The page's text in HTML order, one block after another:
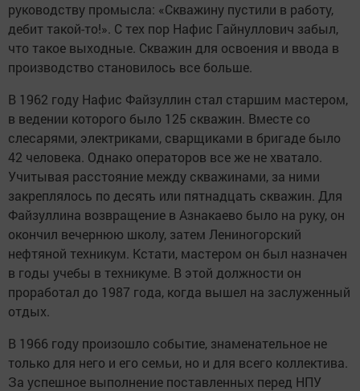
руководству промысла: «Скважину пустили в работу,
дебит такой-то!». С тех пор Нафис Гайнуллович забыл,
что такое выходные. Скважин для освоения и ввода в
производство становилось все больше.
В 1962 году Нафис Файзуллин стал старшим мастером,
в ведении которого было 125 скважин. Вместе со
слесарями, электриками, сварщиками в бригаде было
42 человека. Однако операторов все же не хватало.
Учитывая расстояние между скважинами, за ними
закреплялось по десять или пятнадцать скважин. Для
Файзуллина возвращение в Азнакаево было на руку, он
окончил вечернюю школу, затем Лениногорский
нефтяной техникум. Кстати, мастером он был назначен
в годы учебы в техникуме. В этой должности он
проработал до 1987 года, когда вышел на заслуженный
отдых.
В 1966 году произошло событие, знаменательное не
только для него и его семьи, но и для всего коллектива.
За успешное выполнение поставленных перед НПУ